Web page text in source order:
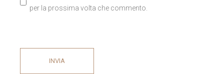
per la prossima volta che commento.
INVIA